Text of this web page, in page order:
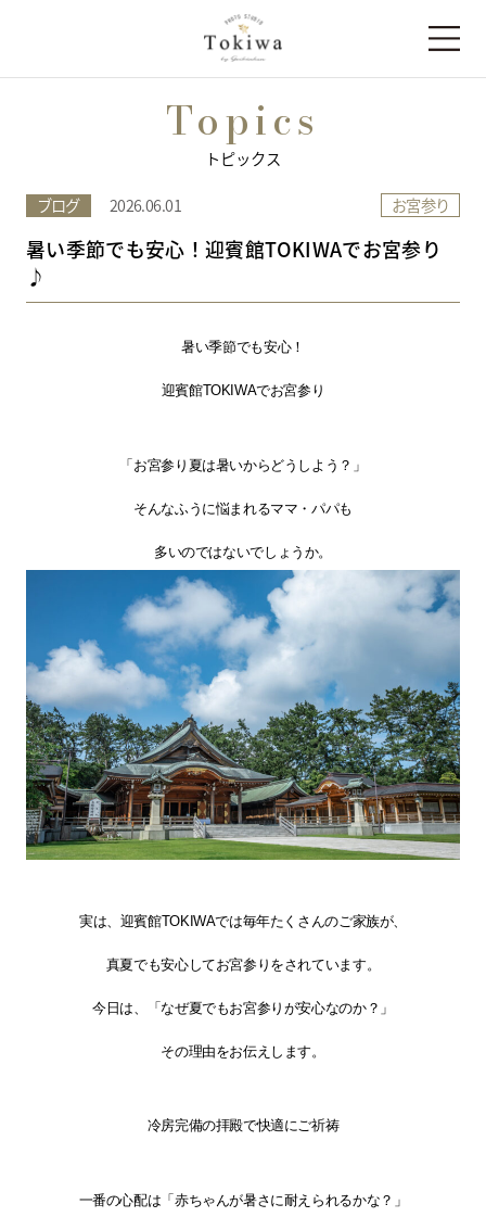
Topics
トピックス
ブログ 2026.06.01 お宮参り
暑い季節でも安心！迎賓館TOKIWAでお宮参り
♪
暑い季節でも安心！
迎賓館TOKIWAでお宮参り
「お宮参り夏は暑いからどうしよう？」
そんなふうに悩まれるママ・パパも
多いのではないでしょうか。
実は、迎賓館TOKIWAでは毎年たくさんのご家族が、
真夏でも安心してお宮参りをされています。
今日は、「なぜ夏でもお宮参りが安心なのか？」
その理由をお伝えします。
冷房完備の拝殿で快適にご祈祷
一番の心配は「赤ちゃんが暑さに耐えられるかな？」